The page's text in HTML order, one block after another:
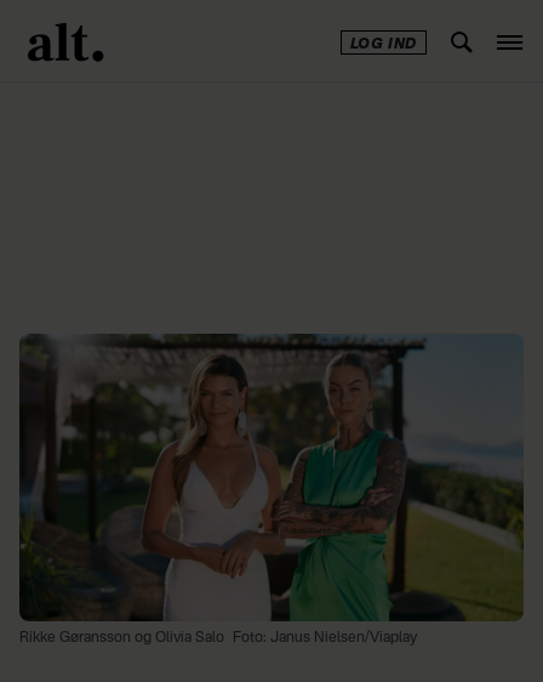
LOG IND
Rikke Gøransson og Olivia Salo Foto: Janus Nielsen/Viaplay